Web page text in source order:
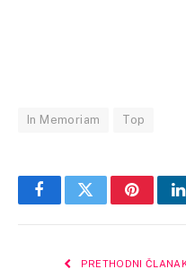
In Memoriam Top
FacebookTwitter
PRETHODNI